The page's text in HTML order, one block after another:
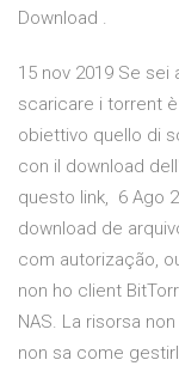
Download .
15 nov 2019 Se
scaricare i torrent
obiettivo quello di
con il download
questo link, 6 Ago
download de
com autorização,
non ho client
NAS. La risorsa
non sa come